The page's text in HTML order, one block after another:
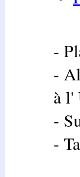
-
-
à l'
-
-